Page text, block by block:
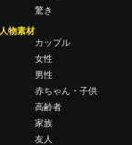
驚き
人物素材
カップル
女性
男性
赤ちゃん・子供
高齢者
家族
友人